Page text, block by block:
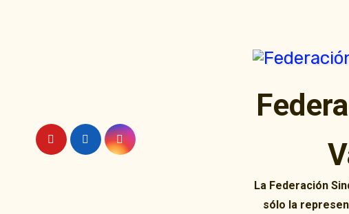
La Federación
sólo la